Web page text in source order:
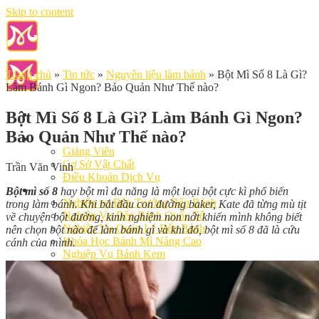
Skip to content
Giới Thiệu
Giảng Viên
Cơ Sở Vật Chất
Điều Khoản Dịch Vụ
Học Làm Bánh
Nghiệp vụ Bếp Trưởng Bếp Bánh
Nghiệp Vụ Bếp Bánh Quốc Tế
Nghiệp Vụ Quản Lý Bếp Bánh
Khóa Học Bánh Mì Nâng Cao
Nghiệp Vụ Bánh Kem
Khóa Học Làm Bánh Việt
Khóa Học Làm Bánh Nhật
Khóa Học Bánh Đài Loan
Học Làm Bánh Ngắn Hạn
Trang chủ » Tin tức » Nguyên liệu làm bánh » Bột Mì Số 8 Là Gì?
Làm Bánh Gì Ngon? Bảo Quản Như Thế nào?
Bột Mì Số 8 Là Gì? Làm Bánh Gì Ngon?
Bảo Quản Như Thế nào?
Trần Văn Vinh
Bột mì số 8 hay bột mì đa năng là một loại bột cực kì phổ biến
trong làm bánh. Khi bắt đầu con đường baker, Kate đã từng mù tịt
về chuyện bột đường, kinh nghiệm non nớt khiến mình không biết
nên chọn bột nào để làm bánh gì và khi đó, bột mì số 8 đã là cứu
cánh của mình.